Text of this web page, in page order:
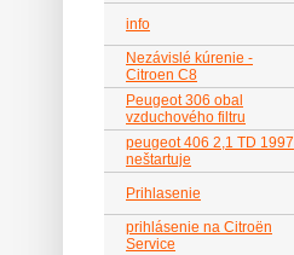
info
Nezávislé kúrenie -
Citroen C8
Peugeot 306 obal
vzduchového filtru
peugeot 406 2,1 TD 1997
neštartuje
Prihlasenie
prihlásenie na Citroën
Service